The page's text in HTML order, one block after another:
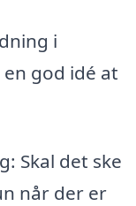
i
god idé at
Skal det ske
når der er